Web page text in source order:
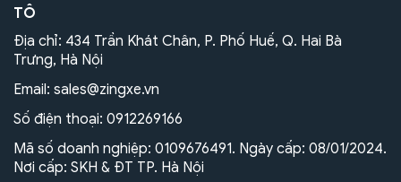
TÔ
Địa chỉ: 434 Trần Khát Chân, P. Phố Huế, Q. Hai Bà
Trưng, Hà Nội
Email: sales@zingxe.vn
Số điện thoại: 0912269166
Mã số doanh nghiệp: 0109676491. Ngày cấp: 08/01/2024.
Nơi cấp: SKH & ĐT TP. Hà Nội